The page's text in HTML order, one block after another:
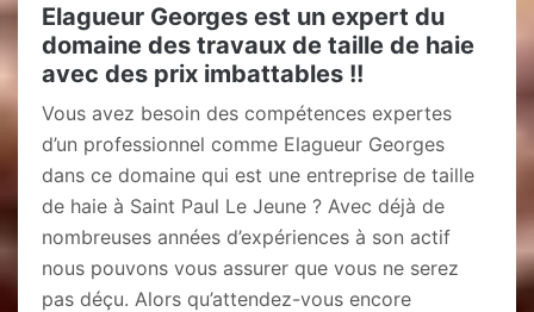
Elagueur Georges est un expert du
domaine des travaux de taille de haie
avec des prix imbattables !!
Vous avez besoin des compétences expertes
d’un professionnel comme Elagueur Georges
dans ce domaine qui est une entreprise de taille
de haie à Saint Paul Le Jeune ? Avec déjà de
nombreuses années d’expériences à son actif
nous pouvons vous assurer que vous ne serez
pas déçu. Alors qu’attendez-vous encore